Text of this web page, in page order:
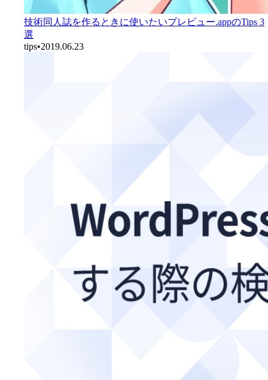
技術同人誌を作るときに使いたいプレビュー.appのTips 3
選
tips•2019.06.23